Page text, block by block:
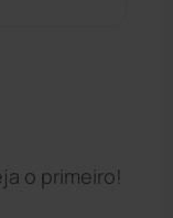
o primeiro!